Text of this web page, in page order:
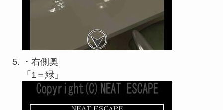
・右側奥
「1＝緑」